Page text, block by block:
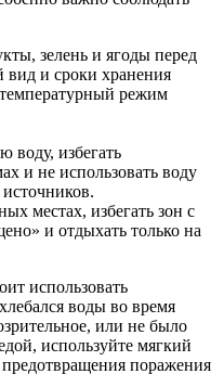
зелень и ягоды перед
вид и сроки хранения
режим
воду, избегать
и не использовать воду
местах, избегать зон с
и отдыхать только на
использовать
воды во время
или не было
используйте мягкий
поражения